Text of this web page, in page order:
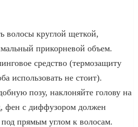
волосы круглой щеткой,
прикорневой объем.
средство (термозащиту
использовать не стоит).
позу, наклоняйте голову на
фен с диффузором должен
прямым углом к волосам.